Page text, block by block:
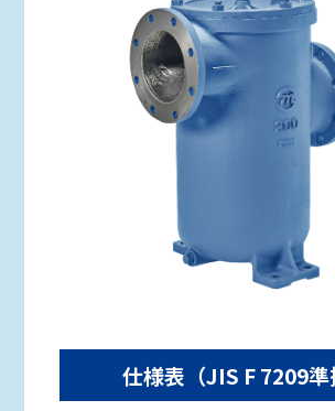
仕様表（JIS F 7209準